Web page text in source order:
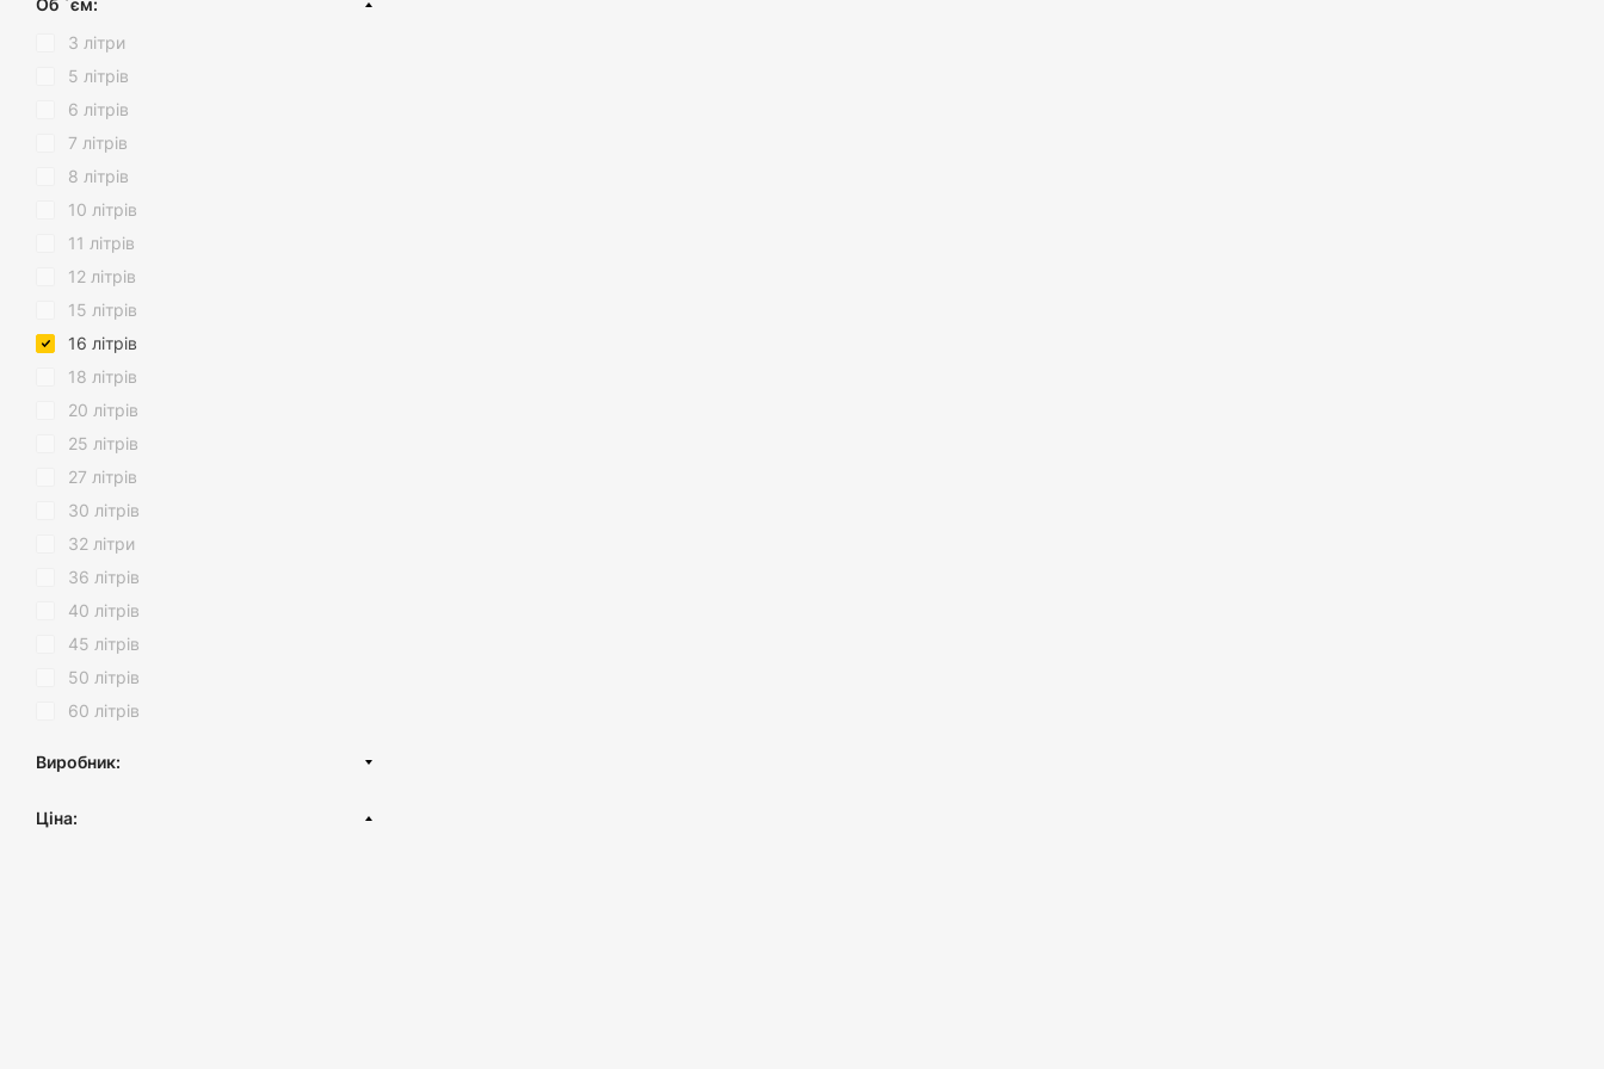
Відро з кришкою з мікроліфтом
Сміттєві контейнери та баки
Господарські відра
Пластик (вторинний)
Об `єм:
3 літри
5 літрів
6 літрів
7 літрів
8 літрів
10 літрів
11 літрів
12 літрів
15 літрів
16 літрів
18 літрів
20 літрів
25 літрів
27 літрів
30 літрів
32 літри
36 літрів
40 літрів
45 літрів
50 літрів
60 літрів
Виробник:
Ціна: